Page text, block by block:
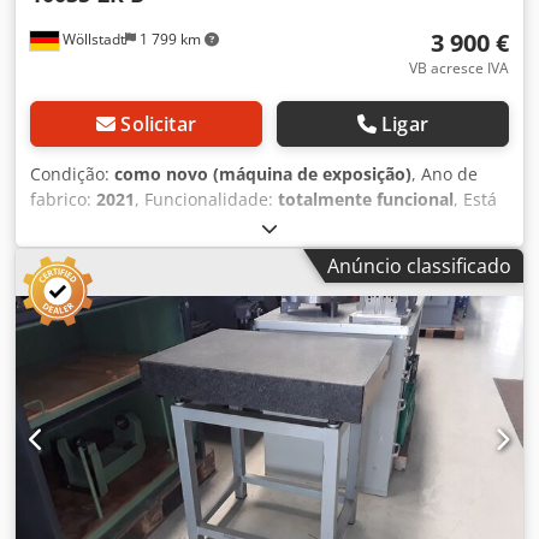
Wöllstadt 1 799 km 3 900 €
VB acresce IVA
Solicitar Ligar
Condição: como novo (máquina de exposição), Ano de
fabrico: 2021, Funcionalidade: totalmente funcional, Está
à venda um sistema de câmaras Cognex para aplicações
difíceis de verificação de montagem OCR e deteção de
defeitos. O sistema nunca chegou a ser utilizado e é
vendido com todos os acessórios como um conjunto,
conforme ilustrado nas imagens. O número do modelo é
IS7802-373-50-LAB // 821-10035-2R e pode pesquisá-lo na
Internet. Dkodpfemx Sl Tex Aa Ror Câmara digital de visão
artificial (2Mpixel) com PatMax RedLine + Gigabit Ethernet
(GigE) - Demonstrador - COGNEX (Série In-Sight 7000 Gen2)
- 7802 - Resolução UXGA 1600x1200pixels (varrimento
monocromático CMOS de 1/1,8" com obturador global) -
53fps - Tipo de montagem em C / tipo de montagem em S -
7. 2GB (programa; memória flash não volátil) + 512MB
Anúncio classificado